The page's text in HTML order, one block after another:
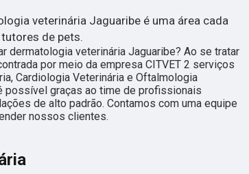
veterinária Jaguaribe é uma área cada
de pets.
dermatologia veterinária Jaguaribe? Ao se tratar
por meio da empresa CITVET 2 serviços
Cardiologia Veterinária e Oftalmologia
possível graças ao time de profissionais
de alto padrão. Contamos com uma equipe
nossos clientes.